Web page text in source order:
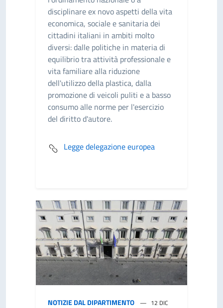
disciplinare ex novo aspetti della vita
economica, sociale e sanitaria dei
cittadini italiani in ambiti molto
diversi: dalle politiche in materia di
equilibrio tra attività professionale e
vita familiare alla riduzione
dell'utilizzo della plastica, dalla
promozione di veicoli puliti e a basso
consumo alle norme per l'esercizio
del diritto d'autore.
Legge delegazione europea
NOTIZIE DAL DIPARTIMENTO
12 DIC